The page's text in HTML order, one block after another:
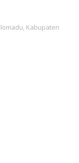
Kabupaten